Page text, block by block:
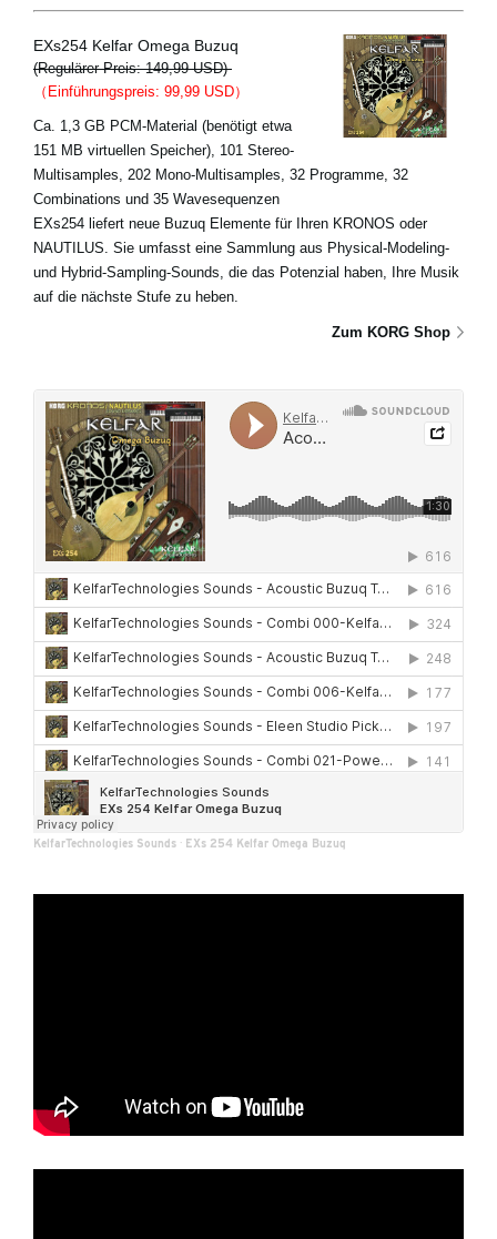
EXs254 Kelfar Omega Buzuq
(Regulärer Preis: 149,99 USD)
（Einführungspreis: 99,99 USD）
Ca. 1,3 GB PCM-Material (benötigt etwa
151 MB virtuellen Speicher), 101 Stereo-
Multisamples, 202 Mono-Multisamples, 32 Programme, 32
Combinations und 35 Wavesequenzen
EXs254 liefert neue Buzuq Elemente für Ihren KRONOS oder
NAUTILUS. Sie umfasst eine Sammlung aus Physical-Modeling-
und Hybrid-Sampling-Sounds, die das Potenzial haben, Ihre Musik
auf die nächste Stufe zu heben.
Zum KORG Shop
KelfarTechnologies Sounds · EXs 254 Kelfar Omega Buzuq